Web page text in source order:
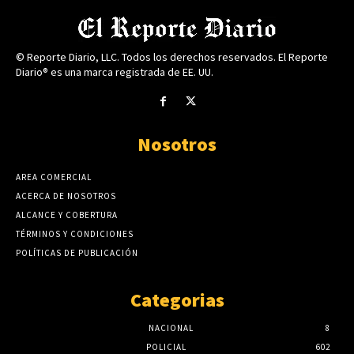
© Reporte Diario, LLC. Todos los derechos reservados. El Reporte
Diario® es una marca registrada de EE. UU.
Nosotros
AREA COMERCIAL
ACERCA DE NOSOTROS
ALCANCE Y COBERTURA
TÉRMINOS Y CONDICIONES
POLÍTICAS DE PUBLICACIÓN
Categorias
NACIONAL
8
POLICIAL
602